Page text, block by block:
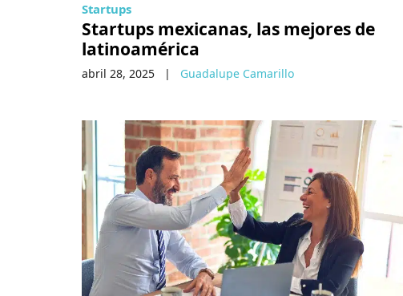
Startups
Startups mexicanas, las mejores de
latinoamérica
abril 28, 2025 | Guadalupe Camarillo